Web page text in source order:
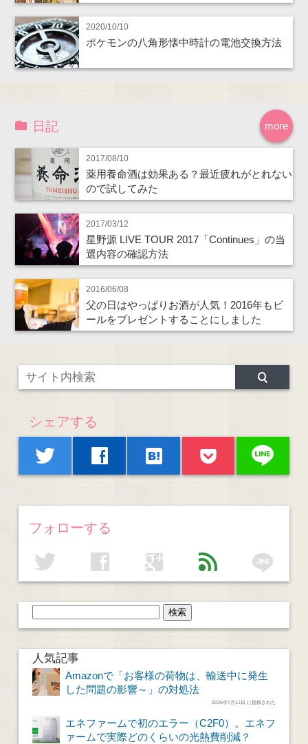
2020/10/10
ポケモンの八角形懐中時計の電池交換方法
more
日記
2017/08/10
薬用養命酒は効果ある？最近疲れがとれない
ので試してみた
2017/03/12
星野源 LIVE TOUR 2017「Continues」の当
選内容の確認方法
2016/06/08
父の日はやっぱりお酒が人気！2016年もビ
ールをプレゼントすることにしました
シェアする
twitter facebook hatenabookmark line
フォローする
twitter facebook google feed line
人気記事
Amazonで「お客様の荷物は、輸送中に発生
した問題の影響～」の対処法
2026年7月11日 に投稿された
エネファームで初のエラー（C2F0）。エネフ
ァームで実際どのくらいの光熱費削減？